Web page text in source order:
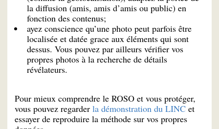
la diffusion (amis, amis d’amis ou public) en
fonction des contenus;
ayez conscience qu’une photo peut parfois être
localisée et datée grace aux éléments qui sont
dessus. Vous pouvez par ailleurs vérifier vos
propres photos à la recherche de détails
révélateurs.
Pour mieux comprendre le ROSO et vous protéger,
vous pouvez regarder la démonstration du LINC et
essayer de reproduire la méthode sur vos propres